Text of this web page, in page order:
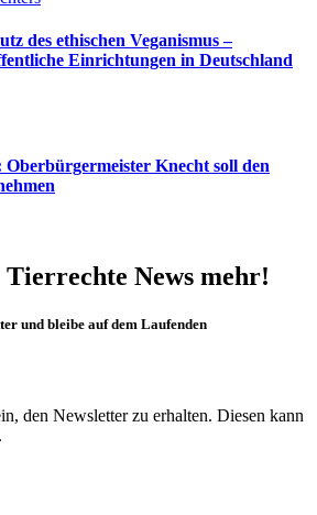
des ethischen Veganismus –
Einrichtungen in Deutschland
Knecht soll den
Tierrechte News mehr!
und bleibe auf dem Laufenden
den Newsletter zu erhalten. Diesen kann